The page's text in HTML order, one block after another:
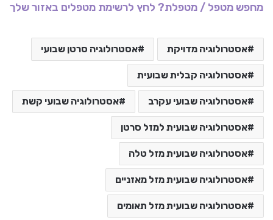
מחפש מטפל / מטפלת? לחץ לרשימת מטפלים באזור שלך
אסטרולוגיה מדויקת אסטרולוגיה סרטן שבועי
אסטרולוגיה קבלית שבועית
אסטרולוגיה שבועי עקרב אסטרולוגיה שבועי קשת
אסטרולוגיה שבועית למזל סרטן
אסטרולוגיה שבועית מזל טלה
אסטרולוגיה שבועית מזל מאזניים
אסטרולוגיה שבועית מזל תאומים